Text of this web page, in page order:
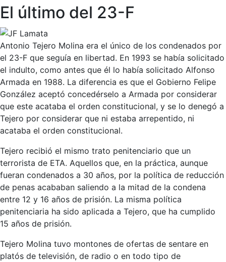
El último del 23-F
Antonio Tejero Molina era el único de los condenados por
el 23-F que seguía en libertad. En 1993 se había solicitado
el indulto, como antes que él lo había solicitado Alfonso
Armada en 1988. La diferencia es que el Gobierno Felipe
González aceptó concedérselo a Armada por considerar
que este acataba el orden constitucional, y se lo denegó a
Tejero por considerar que ni estaba arrepentido, ni
acataba el orden constitucional.
Tejero recibió el mismo trato penitenciario que un
terrorista de ETA. Aquellos que, en la práctica, aunque
fueran condenados a 30 años, por la política de reducción
de penas acababan saliendo a la mitad de la condena
entre 12 y 16 años de prisión. La misma política
penitenciaria ha sido aplicada a Tejero, que ha cumplido
15 años de prisión.
Tejero Molina tuvo montones de ofertas de sentare en
platós de televisión, de radio o en todo tipo de